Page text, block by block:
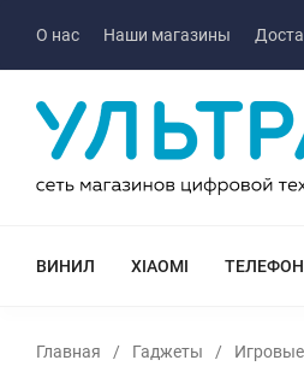
О нас Наши магазины
ВИНИЛ XIAOMI
Главная / Гаджеты /